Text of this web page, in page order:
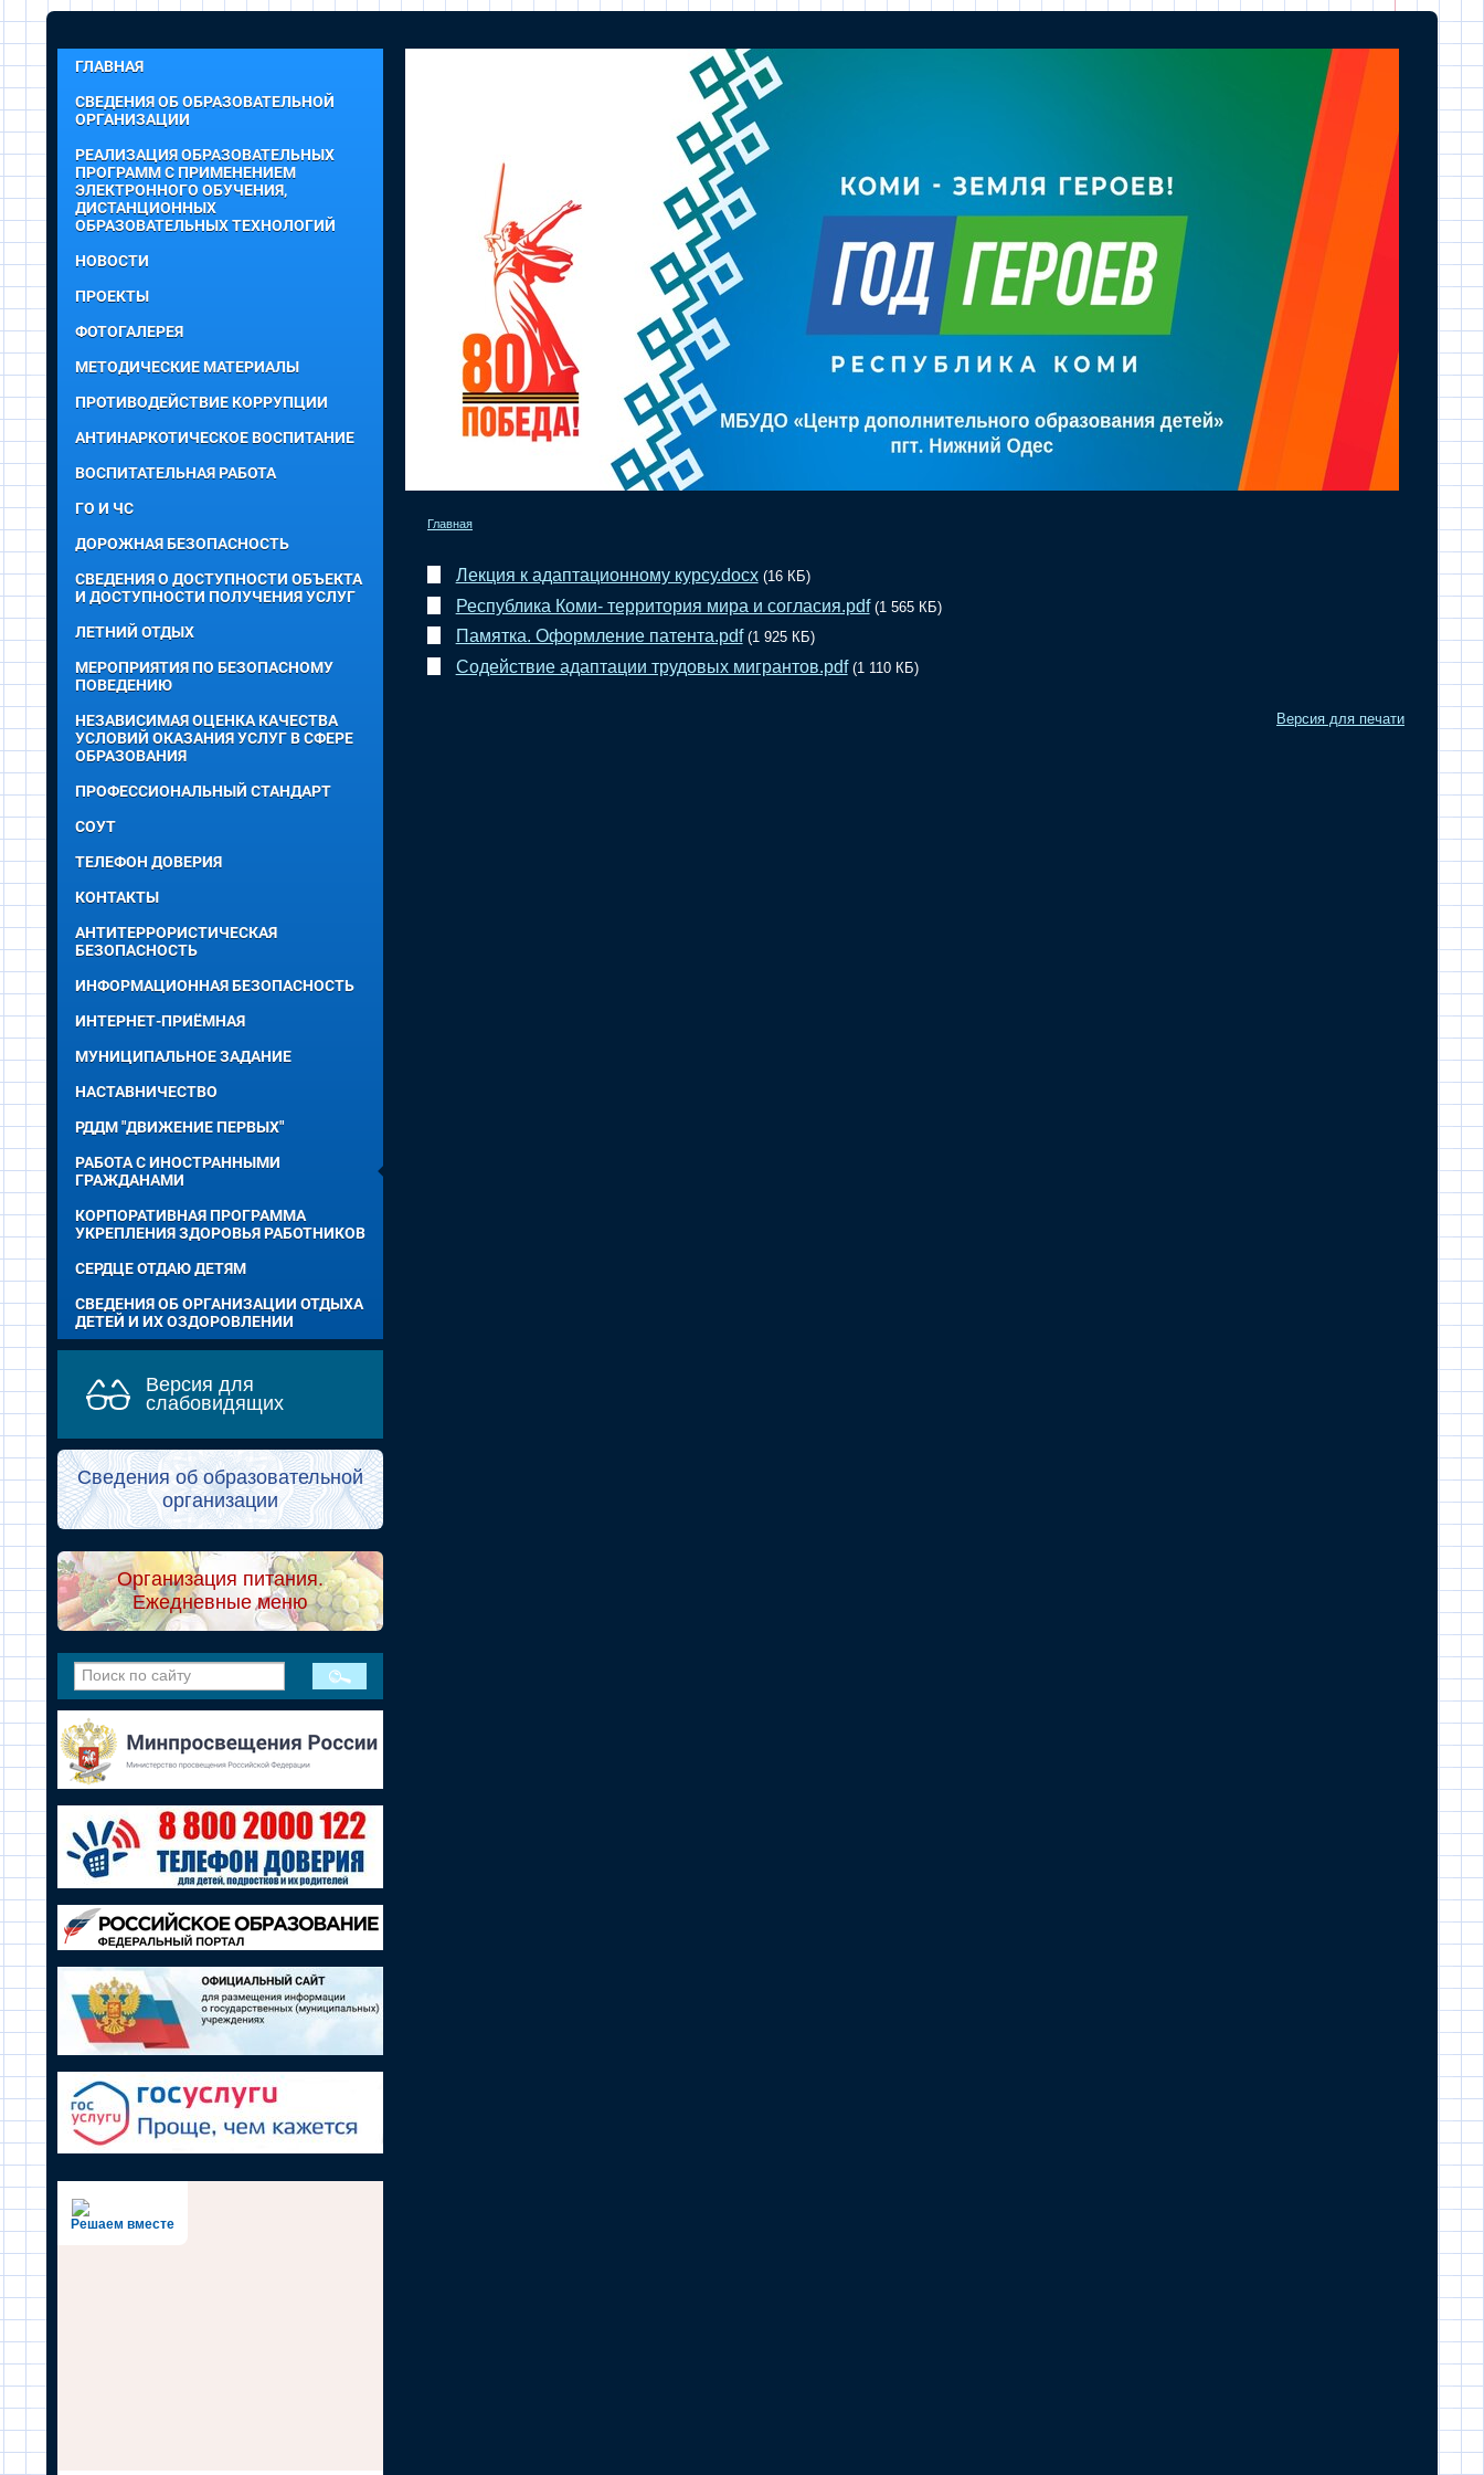
ГЛАВНАЯ
СВЕДЕНИЯ ОБ ОБРАЗОВАТЕЛЬНОЙ
ОРГАНИЗАЦИИ
РЕАЛИЗАЦИЯ ОБРАЗОВАТЕЛЬНЫХ
ПРОГРАММ С ПРИМЕНЕНИЕМ
ЭЛЕКТРОННОГО ОБУЧЕНИЯ,
ДИСТАНЦИОННЫХ
ОБРАЗОВАТЕЛЬНЫХ ТЕХНОЛОГИЙ
НОВОСТИ
ПРОЕКТЫ
ФОТОГАЛЕРЕЯ
МЕТОДИЧЕСКИЕ МАТЕРИАЛЫ
ПРОТИВОДЕЙСТВИЕ КОРРУПЦИИ
АНТИНАРКОТИЧЕСКОЕ ВОСПИТАНИЕ
ВОСПИТАТЕЛЬНАЯ РАБОТА
ГО И ЧС
ДОРОЖНАЯ БЕЗОПАСНОСТЬ
СВЕДЕНИЯ О ДОСТУПНОСТИ ОБЪЕКТА
И ДОСТУПНОСТИ ПОЛУЧЕНИЯ УСЛУГ
ЛЕТНИЙ ОТДЫХ
МЕРОПРИЯТИЯ ПО БЕЗОПАСНОМУ
ПОВЕДЕНИЮ
НЕЗАВИСИМАЯ ОЦЕНКА КАЧЕСТВА
УСЛОВИЙ ОКАЗАНИЯ УСЛУГ В СФЕРЕ
ОБРАЗОВАНИЯ
ПРОФЕССИОНАЛЬНЫЙ СТАНДАРТ
СОУТ
ТЕЛЕФОН ДОВЕРИЯ
КОНТАКТЫ
АНТИТЕРРОРИСТИЧЕСКАЯ
БЕЗОПАСНОСТЬ
ИНФОРМАЦИОННАЯ БЕЗОПАСНОСТЬ
ИНТЕРНЕТ-ПРИЁМНАЯ
МУНИЦИПАЛЬНОЕ ЗАДАНИЕ
НАСТАВНИЧЕСТВО
РДДМ "ДВИЖЕНИЕ ПЕРВЫХ"
РАБОТА С ИНОСТРАННЫМИ
ГРАЖДАНАМИ
КОРПОРАТИВНАЯ ПРОГРАММА
УКРЕПЛЕНИЯ ЗДОРОВЬЯ РАБОТНИКОВ
СЕРДЦЕ ОТДАЮ ДЕТЯМ
СВЕДЕНИЯ ОБ ОРГАНИЗАЦИИ ОТДЫХА
ДЕТЕЙ И ИХ ОЗДОРОВЛЕНИИ
Версия для
слабовидящих
Сведения об образовательной
организации
Организация питания.
Ежедневные меню
Решаем вместе
Главная
Лекция к адаптационному курсу.docx (16 КБ)
Республика Коми- территория мира и согласия.pdf (1 565 КБ)
Памятка. Оформление патента.pdf (1 925 КБ)
Содействие адаптации трудовых мигрантов.pdf (1 110 КБ)
Версия для печати